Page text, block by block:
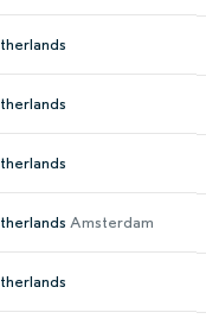
Amsterdam